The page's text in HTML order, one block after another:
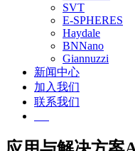
SVT
E-SPHERES
Haydale
BNNano
Giannuzzi
新闻中心
加入我们
联系我们